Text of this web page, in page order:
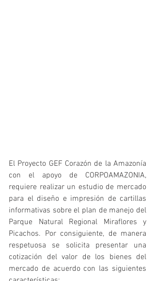
El Proyecto GEF Corazón de la Amazonía
con el apoyo de CORPOAMAZONIA,
requiere realizar un estudio de mercado
para el diseño e impresión de cartillas
informativas sobre el plan de manejo del
Parque Natural Regional Miraflores y
Picachos. Por consiguiente, de manera
respetuosa se solicita presentar una
cotización del valor de los bienes del
mercado de acuerdo con las siguientes